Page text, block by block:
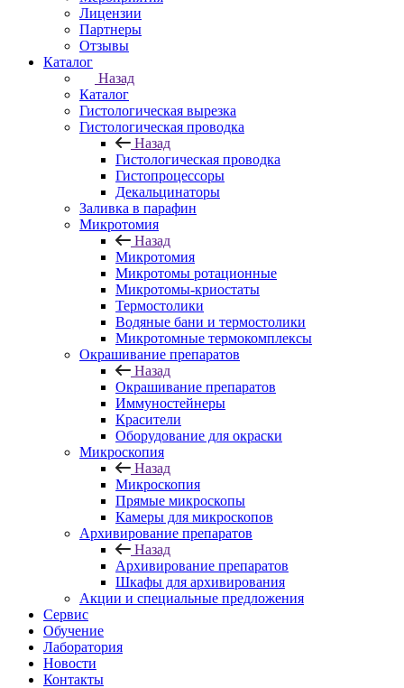
Лицензии
Партнеры
Отзывы
Каталог
Назад
Каталог
Гистологическая вырезка
Гистологическая проводка
Назад
Гистологическая проводка
Гистопроцессоры
Декальцинаторы
Заливка в парафин
Микротомия
Назад
Микротомия
Микротомы ротационные
Микротомы-криостаты
Термостолики
Водяные бани и термостолики
Микротомные термокомплексы
Окрашивание препаратов
Назад
Окрашивание препаратов
Иммуностейнеры
Красители
Оборудование для окраски
Микроскопия
Назад
Микроскопия
Прямые микроскопы
Камеры для микроскопов
Архивирование препаратов
Назад
Архивирование препаратов
Шкафы для архивирования
Акции и специальные предложения
Сервис
Обучение
Лаборатория
Новости
Контакты